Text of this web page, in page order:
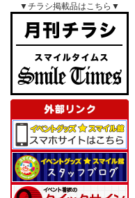
▼チラシ掲載品はこちら▼